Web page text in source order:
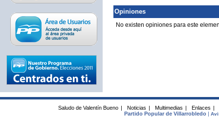
Opiniones
No existen opiniones para este
Saludo de Valentín Bueno | Noticias | Multimedias | Enlaces |
Partido Popular de Villarrobledo |